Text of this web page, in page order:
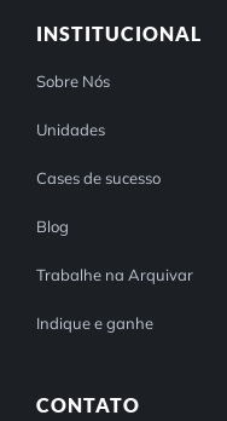
INSTITUCIONAL
Sobre Nós
Unidades
Cases de sucesso
Blog
Trabalhe na Arquivar
Indique e ganhe
CONTATO